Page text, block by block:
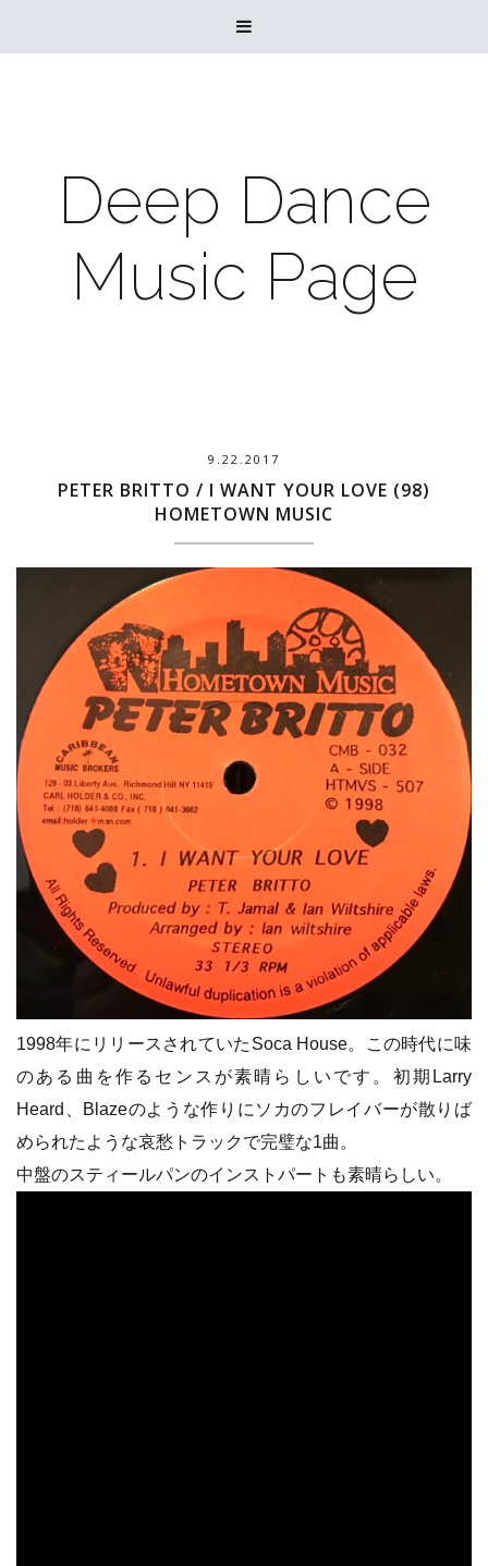

Deep Dance
Music Page
9.22.2017
PETER BRITTO / I WANT YOUR LOVE (98)
HOMETOWN MUSIC
1998年にリリースされていたSoca House。この時代に味
のある曲を作るセンスが素晴らしいです。初期Larry
Heard、Blazeのような作りにソカのフレイバーが散りば
められたような哀愁トラックで完璧な1曲。
中盤のスティールパンのインストパートも素晴らしい。